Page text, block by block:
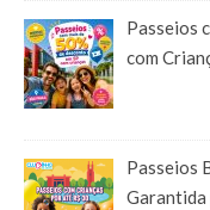
Passeios
com
Passeios